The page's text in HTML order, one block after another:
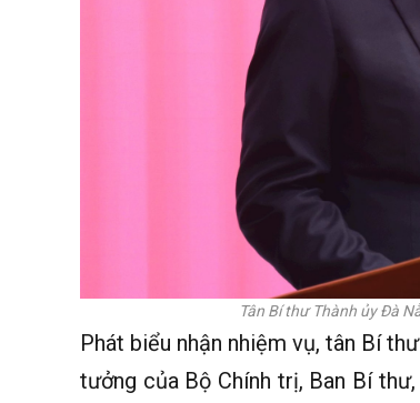
Tân Bí thư Thành ủy Đà
Phát biểu nhận nhiệm vụ, tân Bí
tưởng của Bộ Chính trị, Ban Bí